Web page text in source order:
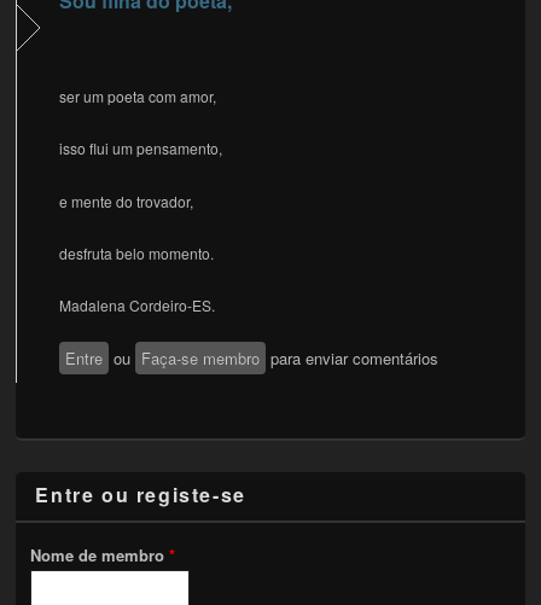
ser um poeta com amor,
isso flui um pensamento,
e mente do trovador,
desfruta belo momento.
Madalena Cordeiro-ES.
Entre ou Faça-se membro para enviar comentários
Entre ou registe-se
Nome de membro*